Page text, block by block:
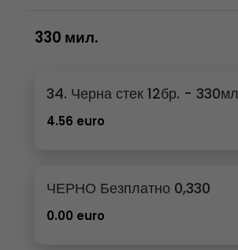
330 мил.
34. Черна стек 12бр. - 330мл
4.56 euro
ЧЕРНО Безплатно 0,330
0.00 euro